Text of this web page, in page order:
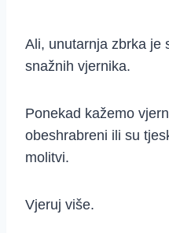
Ali, unutarnja zbrka je
snažnih vjernika.
Ponekad kažemo
obeshrabreni ili su
molitvi.
Vjeruj više.